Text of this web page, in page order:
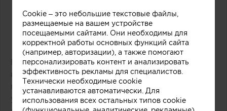
МодельNeo Chalet– настоящая находка для тех,
кто устал от суеты и безудержного ритма
мегаполиса. Каждая деталь здесь передает
уютную и душевную атмосферу загородного
Cookie – это небольшие текстовые файлы,
размещаемые на вашем устройстве
посещаемыми сайтами. Они необходимы для
корректной работы основных функций сайта
(например, авторизации), а также помогают
персонализировать контент и анализировать
эффективность рекламы для специалистов.
Технически необходимые cookie
устанавливаются автоматически. Для
использования всех остальных типов cookie